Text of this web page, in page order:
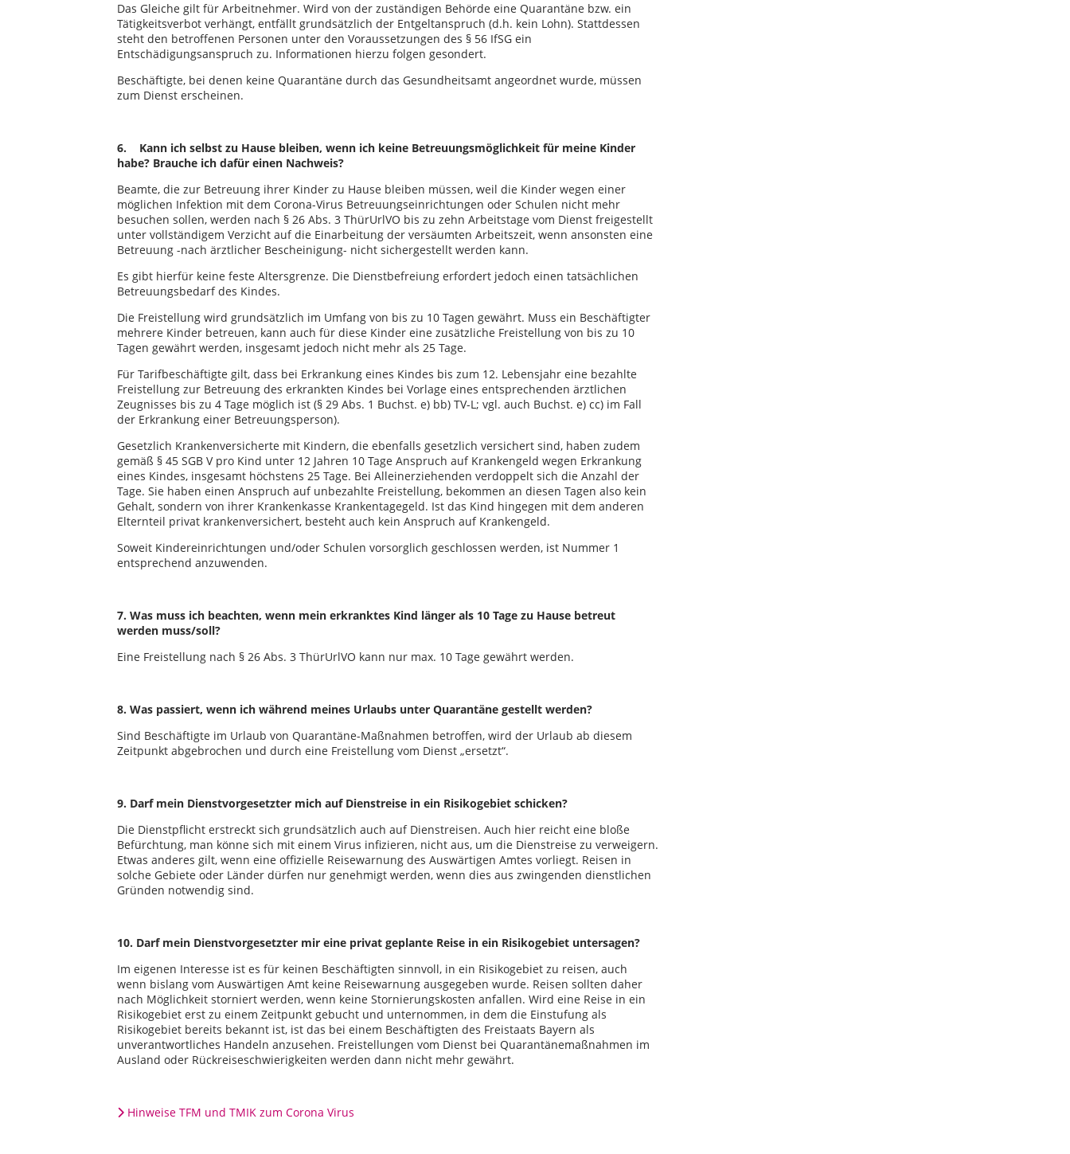
Das Gleiche gilt für Arbeitnehmer. Wird von der zuständigen Behörde eine Quarantäne bzw. ein
Tätigkeitsverbot verhängt, entfällt grundsätzlich der Entgeltanspruch (d.h. kein Lohn). Stattdessen
steht den betroffenen Personen unter den Voraussetzungen des § 56 IfSG ein
Entschädigungsanspruch zu. Informationen hierzu folgen gesondert.
Beschäftigte, bei denen keine Quarantäne durch das Gesundheitsamt angeordnet wurde, müssen
zum Dienst erscheinen.
6. Kann ich selbst zu Hause bleiben, wenn ich keine Betreuungsmöglichkeit für meine Kinder
habe? Brauche ich dafür einen Nachweis?
Beamte, die zur Betreuung ihrer Kinder zu Hause bleiben müssen, weil die Kinder wegen einer
möglichen Infektion mit dem Corona-Virus Betreuungseinrichtungen oder Schulen nicht mehr
besuchen sollen, werden nach § 26 Abs. 3 ThürUrlVO bis zu zehn Arbeitstage vom Dienst freigestellt
unter vollständigem Verzicht auf die Einarbeitung der versäumten Arbeitszeit, wenn ansonsten eine
Betreuung -nach ärztlicher Bescheinigung- nicht sichergestellt werden kann.
Es gibt hierfür keine feste Altersgrenze. Die Dienstbefreiung erfordert jedoch einen tatsächlichen
Betreuungsbedarf des Kindes.
Die Freistellung wird grundsätzlich im Umfang von bis zu 10 Tagen gewährt. Muss ein Beschäftigter
mehrere Kinder betreuen, kann auch für diese Kinder eine zusätzliche Freistellung von bis zu 10
Tagen gewährt werden, insgesamt jedoch nicht mehr als 25 Tage.
Für Tarifbeschäftigte gilt, dass bei Erkrankung eines Kindes bis zum 12. Lebensjahr eine bezahlte
Freistellung zur Betreuung des erkrankten Kindes bei Vorlage eines entsprechenden ärztlichen
Zeugnisses bis zu 4 Tage möglich ist (§ 29 Abs. 1 Buchst. e) bb) TV-L; vgl. auch Buchst. e) cc) im Fall
der Erkrankung einer Betreuungsperson).
Gesetzlich Krankenversicherte mit Kindern, die ebenfalls gesetzlich versichert sind, haben zudem
gemäß § 45 SGB V pro Kind unter 12 Jahren 10 Tage Anspruch auf Krankengeld wegen Erkrankung
eines Kindes, insgesamt höchstens 25 Tage. Bei Alleinerziehenden verdoppelt sich die Anzahl der
Tage. Sie haben einen Anspruch auf unbezahlte Freistellung, bekommen an diesen Tagen also kein
Gehalt, sondern von ihrer Krankenkasse Krankentagegeld. Ist das Kind hingegen mit dem anderen
Elternteil privat krankenversichert, besteht auch kein Anspruch auf Krankengeld.
Soweit Kindereinrichtungen und/oder Schulen vorsorglich geschlossen werden, ist Nummer 1
entsprechend anzuwenden.
7. Was muss ich beachten, wenn mein erkranktes Kind länger als 10 Tage zu Hause betreut
werden muss/soll?
Eine Freistellung nach § 26 Abs. 3 ThürUrlVO kann nur max. 10 Tage gewährt werden.
8. Was passiert, wenn ich während meines Urlaubs unter Quarantäne gestellt werden?
Sind Beschäftigte im Urlaub von Quarantäne-Maßnahmen betroffen, wird der Urlaub ab diesem
Zeitpunkt abgebrochen und durch eine Freistellung vom Dienst „ersetzt“.
9. Darf mein Dienstvorgesetzter mich auf Dienstreise in ein Risikogebiet schicken?
Die Dienstpflicht erstreckt sich grundsätzlich auch auf Dienstreisen. Auch hier reicht eine bloße
Befürchtung, man könne sich mit einem Virus infizieren, nicht aus, um die Dienstreise zu verweigern.
Etwas anderes gilt, wenn eine offizielle Reisewarnung des Auswärtigen Amtes vorliegt. Reisen in
solche Gebiete oder Länder dürfen nur genehmigt werden, wenn dies aus zwingenden dienstlichen
Gründen notwendig sind.
10. Darf mein Dienstvorgesetzter mir eine privat geplante Reise in ein Risikogebiet untersagen?
Im eigenen Interesse ist es für keinen Beschäftigten sinnvoll, in ein Risikogebiet zu reisen, auch
wenn bislang vom Auswärtigen Amt keine Reisewarnung ausgegeben wurde. Reisen sollten daher
nach Möglichkeit storniert werden, wenn keine Stornierungskosten anfallen. Wird eine Reise in ein
Risikogebiet erst zu einem Zeitpunkt gebucht und unternommen, in dem die Einstufung als
Risikogebiet bereits bekannt ist, ist das bei einem Beschäftigten des Freistaats Bayern als
unverantwortliches Handeln anzusehen. Freistellungen vom Dienst bei Quarantänemaßnahmen im
Ausland oder Rückreiseschwierigkeiten werden dann nicht mehr gewährt.
Hinweise TFM und TMIK zum Corona Virus